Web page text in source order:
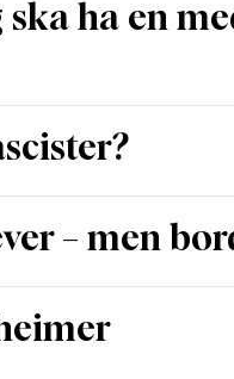
ska ha en
– men